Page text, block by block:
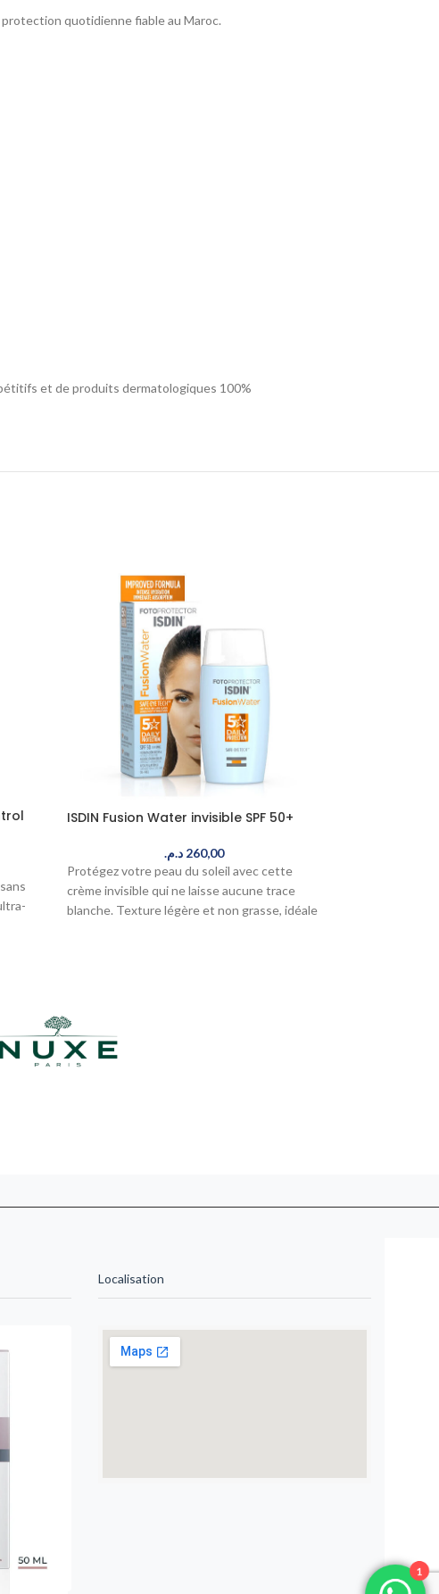
quotidienne fiable au Maroc.
et de produits dermatologiques 100%
ISDIN Fusion Water invisible SPF 50+
260,00 د.م.
Protégez votre peau du soleil avec cette
crème invisible qui ne laisse aucune trace
blanche. Texture légère et non grasse, idéale
Localisation
1